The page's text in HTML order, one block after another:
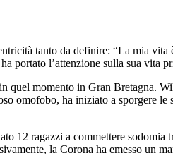
tanto da definire: “La mia
portato l’attenzione sulla sua
quel momento in Gran Bretagna.
omofobo, ha iniziato a sporgere
12 ragazzi a commettere
la Corona ha emesso un